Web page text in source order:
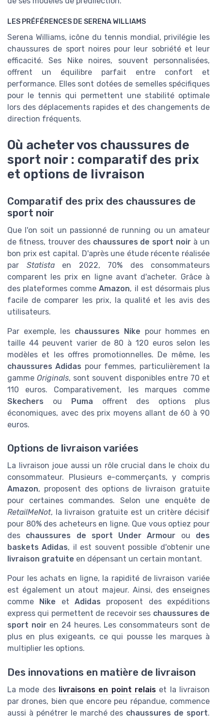
LES PRÉFÉRENCES DE SERENA WILLIAMS
Serena Williams, icône du tennis mondial, privilégie les
chaussures de sport noires pour leur sobriété et leur
efficacité. Ses Nike noires, souvent personnalisées,
offrent un équilibre parfait entre confort et
performance. Elles sont dotées de semelles spécifiques
pour le tennis qui permettent une stabilité optimale
lors des déplacements rapides et des changements de
direction fréquents.
Où acheter vos chaussures de
sport noir : comparatif des prix
et options de livraison
Comparatif des prix des chaussures de
sport noir
Que l'on soit un passionné de running ou un amateur
de fitness, trouver des chaussures de sport noir à un
bon prix est capital. D'après une étude récente réalisée
par Statistaen 2022, 70% des consommateurs
comparent les prix en ligne avant d'acheter. Grâce à
des plateformes commeAmazon, il est désormais plus
facile de comparer les prix, la qualité et les avis des
utilisateurs.
Par exemple, les chaussures Nike pour hommes en
taille 44 peuvent varier de 80 à 120 euros selon les
modèles et les offres promotionnelles. De même, les
chaussures Adidas pour femmes, particulièrement la
gammeOriginals, sont souvent disponibles entre 70 et
110 euros. Comparativement, les marques comme
Skechers ou Puma offrent des options plus
économiques, avec des prix moyens allant de 60 à 90
euros.
Options de livraison variées
La livraison joue aussi un rôle crucial dans le choix du
consommateur. Plusieurs e-commerçants, y compris
Amazon, proposent des options de livraison gratuite
pour certaines commandes. Selon une enquête de
RetailMeNot, la livraison gratuite est un critère décisif
pour 80% des acheteurs en ligne. Que vous optiez pour
des chaussures de sport Under Armour ou des
baskets Adidas, il est souvent possible d'obtenir une
livraison gratuite en dépensant un certain montant.
Pour les achats en ligne, la rapidité de livraison variée
est également un atout majeur. Ainsi, des enseignes
comme
Nike etAdidas proposent des expéditions
express qui permettent de recevoir ses chaussures de
sport noiren 24 heures. Les consommateurs sont de
plus en plus exigeants, ce qui pousse les marques à
multiplier les options.
Des innovations en matière de livraison
La mode des livraisons en point relais et la livraison
par drones, bien que encore peu répandue, commence
aussi à pénétrer le marché des chaussures de sport.